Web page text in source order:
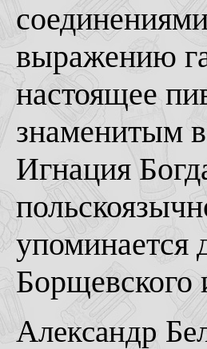
выражению
настоящее
знаменитым
Игнация
упоминается
Борщевского
Александр